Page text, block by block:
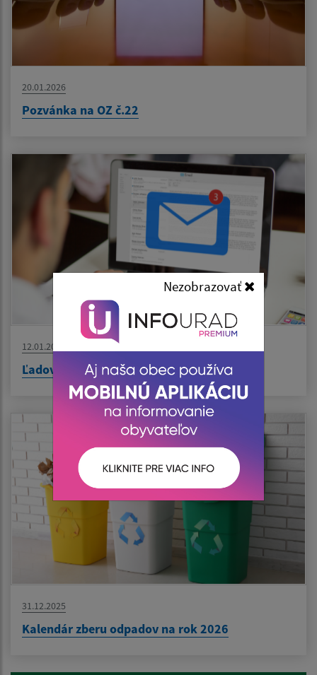
Nezobrazovať
20.01.2026
Pozvánka na OZ č.22
12.01.2026
Ľadová plocha
31.12.2025
Kalendár zberu odpadov na rok 2026